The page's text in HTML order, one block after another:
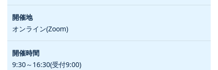
オンライン(Zoom)
9:30～16:30(受付9:00)